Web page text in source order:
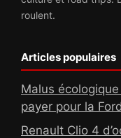
roulent.
Articles populaires
Malus
payer pour la
Renault Clio 4